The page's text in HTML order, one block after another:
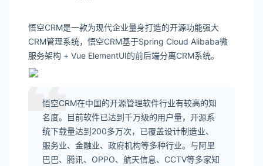
悟空CRM是一款为现代企业量身打造的开源功能强大
CRM管理系统，悟空CRM基于Spring Cloud Alibaba微
服务架构 + Vue ElementUI的前后端分离CRM系统。
悟空CRM在中国的开源管理软件行业有较高的知
名度。目前软件已达到千万级的用户量，开源系
统下载量达到200多万次，已覆盖设计制造业、
服务业、金融业、政府机构等多种行业。与阿里
巴巴、腾讯、OPPO、航天信息、CCTV等多家知